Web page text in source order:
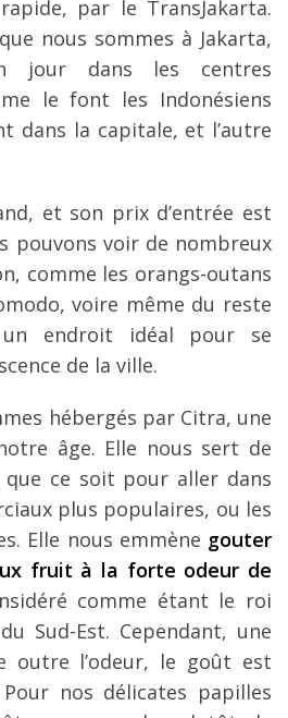
par le TransJakarta.
nous sommes à Jakarta,
jour dans les centres
le font les Indonésiens
dans la capitale, et l’autre
et son prix d’entrée est
pouvons voir de nombreux
comme les orangs-outans
voire même du reste
un endroit idéal pour se
de la ville.
hébergés par Citra, une
âge. Elle nous sert de
que ce soit pour aller dans
plus populaires, ou les
Elle nous emmène gouter
fruit à la forte odeur de
comme étant le roi
Sud-Est. Cependant, une
outre l’odeur, le goût est
nos délicates papilles